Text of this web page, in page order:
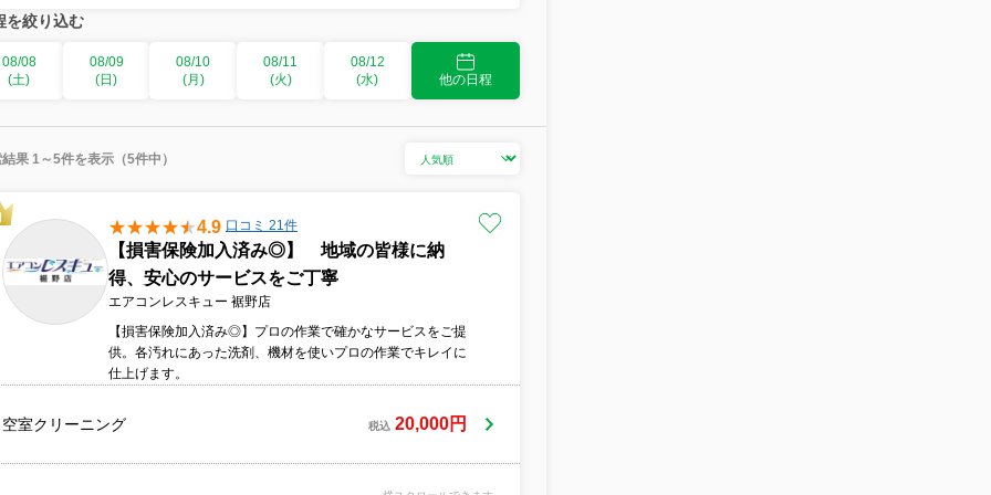
を絞り込む
08/08
(土)
08/09
(日)
08/10
(月)
08/11
(火)
08/12
(水)
他の日程
果 1～5件を表示（5件中）
4.9 口コミ 21件
【損害保険加入済み◎】 地域の皆様に納
得、安心のサービスをご丁寧
エアコンレスキュー 裾野店
【損害保険加入済み◎】プロの作業で確かなサービスをご提
供。各汚れにあった洗剤、機材を使いプロの作業でキレイに
仕上げます。
空室クリーニング 税込 20,000円